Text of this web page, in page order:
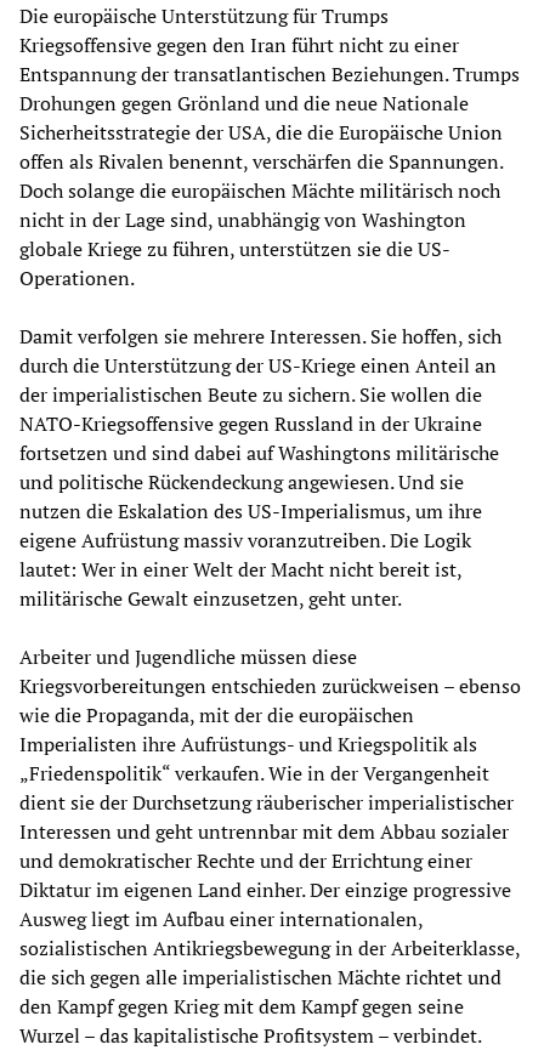
Die europäische Unterstützung für Trumps
Kriegsoffensive gegen den Iran führt nicht zu einer
Entspannung der transatlantischen Beziehungen. Trumps
Drohungen gegen Grönland und die neue Nationale
Sicherheitsstrategie der USA, die die Europäische Union
offen als Rivalen benennt, verschärfen die Spannungen.
Doch solange die europäischen Mächte militärisch noch
nicht in der Lage sind, unabhängig von Washington
globale Kriege zu führen, unterstützen sie die US-
Operationen.
Damit verfolgen sie mehrere Interessen. Sie hoffen, sich
durch die Unterstützung der US-Kriege einen Anteil an
der imperialistischen Beute zu sichern. Sie wollen die
NATO-Kriegsoffensive gegen Russland in der Ukraine
fortsetzen und sind dabei auf Washingtons militärische
und politische Rückendeckung angewiesen. Und sie
nutzen die Eskalation des US-Imperialismus, um ihre
eigene Aufrüstung massiv voranzutreiben. Die Logik
lautet: Wer in einer Welt der Macht nicht bereit ist,
militärische Gewalt einzusetzen, geht unter.
Arbeiter und Jugendliche müssen diese
Kriegsvorbereitungen entschieden zurückweisen – ebenso
wie die Propaganda, mit der die europäischen
Imperialisten ihre Aufrüstungs- und Kriegspolitik als
„Friedenspolitik“ verkaufen. Wie in der Vergangenheit
dient sie der Durchsetzung räuberischer imperialistischer
Interessen und geht untrennbar mit dem Abbau sozialer
und demokratischer Rechte und der Errichtung einer
Diktatur im eigenen Land einher. Der einzige progressive
Ausweg liegt im Aufbau einer internationalen,
sozialistischen Antikriegsbewegung in der Arbeiterklasse,
die sich gegen alle imperialistischen Mächte richtet und
den Kampf gegen Krieg mit dem Kampf gegen seine
Wurzel – das kapitalistische Profitsystem – verbindet.